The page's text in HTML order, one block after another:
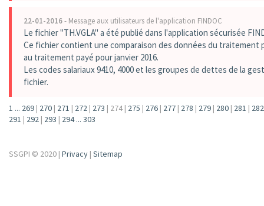
22-01-2016- Message aux utilisateurs de l'application FINDOC
Le fichier "TH.VGLA" a été publié dans l'application sécurisée
Ce fichier contient une comparaison des données du traitement
au traitement payé pour janvier 2016.
Les codes salariaux 9410, 4000 et les groupes de dettes de la
fichier.
1 ... 269 | 270 | 271 | 272 | 273 | 274 | 275 | 276 | 277 | 278 | 279 | 280 | 281 | 282
291 | 292 | 293 | 294 ... 303
SSGPI © 2020 | Privacy | Sitemap